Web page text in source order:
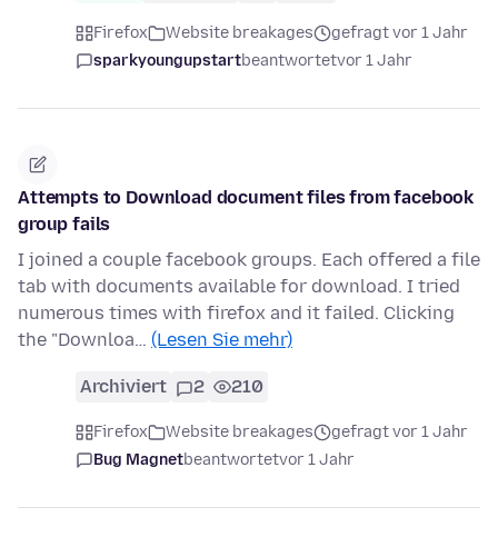
Firefox Website breakages
gefragt vor 1 Jahr
sparkyoungupstartbeantwortetvor 1 Jahr
Attempts to Download document files from facebook
group fails
I joined a couple facebook groups. Each offered a file
tab with documents available for download. I tried
numerous times with firefox and it failed. Clicking
the "Downloa… (Lesen Sie mehr)
Archiviert 2 210
Firefox Website breakages
gefragt vor 1 Jahr
Bug Magnetbeantwortetvor 1 Jahr